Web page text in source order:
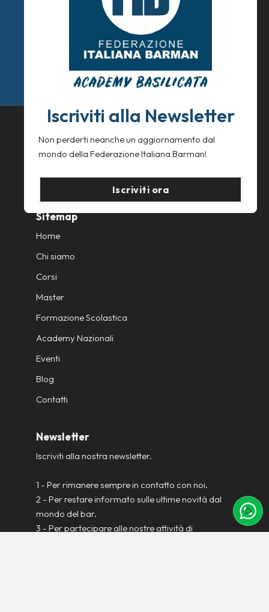
© F.I.B Academy Basilicata ® 2024
Formazione Ente Terzo Settore
P.IVA 90029570778
Tel: +39 327 7935603
Privacy Policy
Cookie Policy
Sitemap
Home
Chi siamo
Corsi
Master
Formazione Scolastica
Academy Nazionali
Eventi
Blog
Contatti
Newsletter
Iscriviti alla nostra newsletter.
1 - Per rimanere sempre in contatto con noi.
2 - Per restare informato sulle ultime novità dal
mondo del bar.
3 - Per partecipare alle nostre attività di
Iscriviti alla Newsletter
Non perderti neanche un aggiornamento dal
mondo della Federazione Italiana Barman!
Iscriviti ora